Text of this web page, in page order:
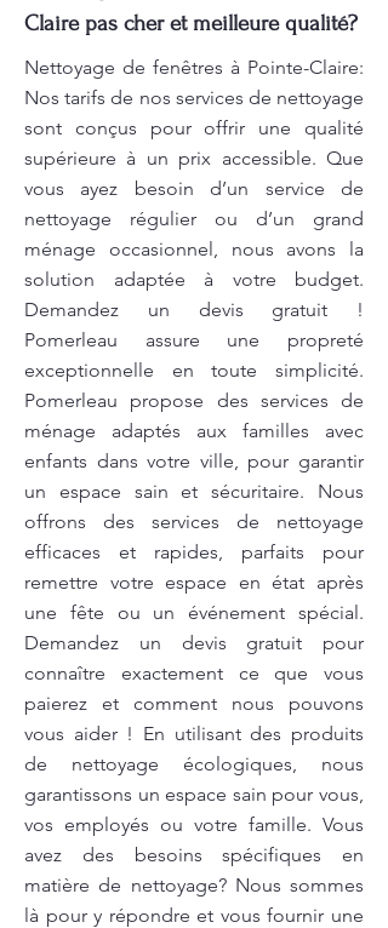
Claire pas cher et meilleure qualité?
Nettoyage de fenêtres à Pointe-Claire:
Nos tarifs de nos services de nettoyage
sont conçus pour offrir une qualité
supérieure à un prix accessible. Que
vous ayez besoin d’un service de
nettoyage régulier ou d’un grand
ménage occasionnel, nous avons la
solution adaptée à votre budget.
Demandez un devis gratuit !
Pomerleau assure une propreté
exceptionnelle en toute simplicité.
Pomerleau propose des services de
ménage adaptés aux familles avec
enfants dans votre ville, pour garantir
un espace sain et sécuritaire. Nous
offrons des services de nettoyage
efficaces et rapides, parfaits pour
remettre votre espace en état après
une fête ou un événement spécial.
Demandez un devis gratuit pour
connaître exactement ce que vous
paierez et comment nous pouvons
vous aider ! En utilisant des produits
de nettoyage écologiques, nous
garantissons un espace sain pour vous,
vos employés ou votre famille. Vous
avez des besoins spécifiques en
matière de nettoyage? Nous sommes
là pour y répondre et vous fournir une